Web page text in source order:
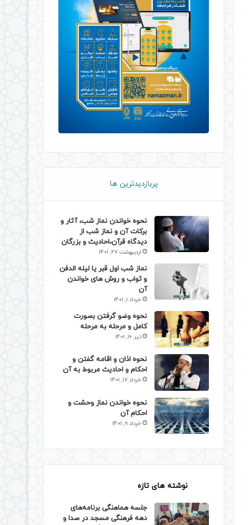
پربازدیدترین ها
نحوه خواندن نماز شب، آثار و
برکات آن و نماز شب از
دیدگاه قرآن،احادیث و بزرگان
اردیبهشت 27, 1401
نماز شب اول قبر یا لیله الدفن
و ثواب و روش های خواندن
آن
خرداد 1, 1401
نحوه وضو گرفتن بصورت
کامل و مرحله به مرحله
تیر 16, 1401
نحوه اذان و اقامه گفتن و
احکام و احادیث مربوط به آن
خرداد 17, 1401
نحوه خواندن نماز وحشت و
احکام آن
خرداد 9, 1401
نوشته های تازه
جلسه هماهنگی برنامه‌های
دهه فرهنگی مسجد در صدا و